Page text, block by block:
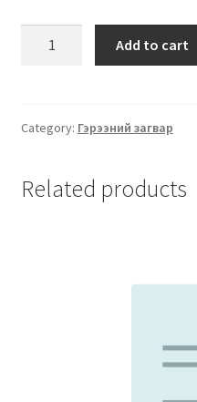
Add to cart
Category: Гэрээний загвар
Related products